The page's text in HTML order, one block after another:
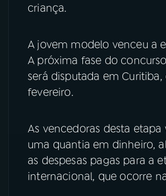
YouTube
Instagram X
TikTok
criança.
A jovem modelo venceu a
A próxima fase do concurso
será disputada em Curitiba,
fevereiro.
As vencedoras desta etapa
uma quantia em dinheiro,
as despesas pagas para a
internacional, que ocorre